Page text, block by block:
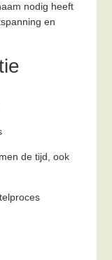
nodig heeft
en
de tijd, ook